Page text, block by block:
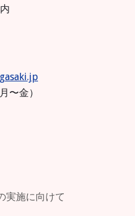
〜金）
実施に向けて